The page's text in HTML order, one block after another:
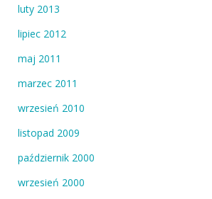
luty 2013
lipiec 2012
maj 2011
marzec 2011
wrzesień 2010
listopad 2009
październik 2000
wrzesień 2000